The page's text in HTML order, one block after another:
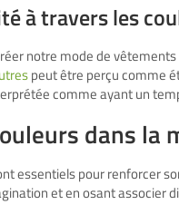
à travers les
notre mode de
peut être perçu comme
comme ayant un
dans la
essentiels pour renforcer
et en osant associer